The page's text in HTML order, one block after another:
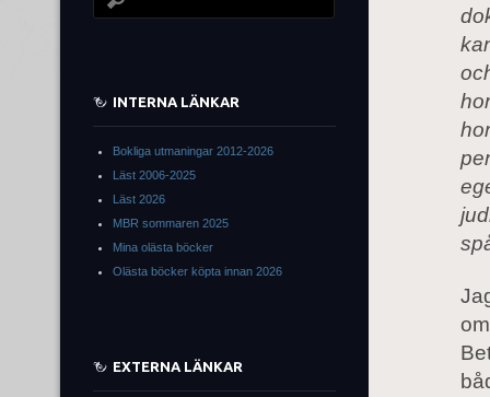
INTERNA LÄNKAR
Bokliga utmaningar 2012-2026
Läst 2006-2025
Läst 2026
MBR sommaren 2025
Mina olästa böcker
Olästa böcker köpta innan 2026
EXTERNA LÄNKAR